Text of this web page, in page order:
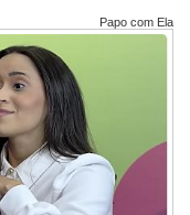
Papo com Ela